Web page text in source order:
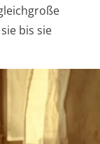
bis sie